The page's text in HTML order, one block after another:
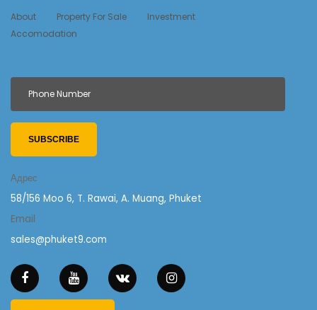
About Property For Sale
Investment
Accomodation
SUBSCRIBE
Адрес
58/156 Moo 6, T. Rawai, A. Muang, Phuket
Email
sales@phuket9.com